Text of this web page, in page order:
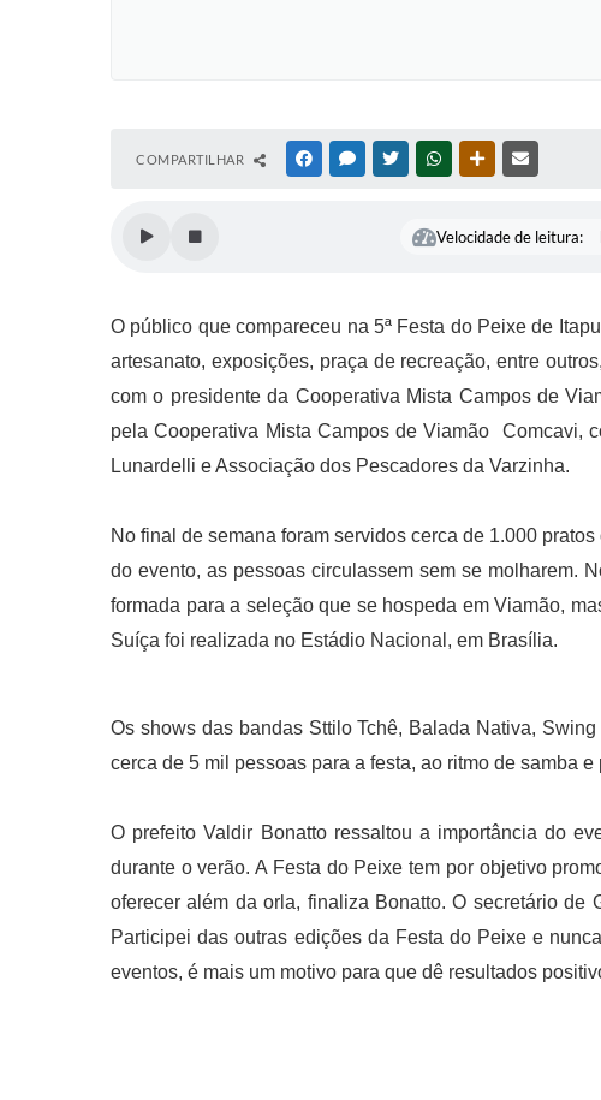
COMPARTILHAR FACEBOOKMESSENGER
TWITTERWHATSAPPOUTRAS MÍDIAS
Velocidade de leitura:
O público que compareceu na 5ª Festa do Peixe de
artesanato, exposições, praça derecreação, entre
com o presidente da Cooperativa Mista Campos de
pela Cooperativa Mista Campos de Viamão 
Lunardelli e Associação dos Pescadores da Varzinha.
No final de semana foram servidos cerca de 1.000
do evento, as pessoas circulassem sem se molharem.
formada para a seleção que se hospeda em Viamão,
Suíça foi realizada no Estádio Nacional, em Brasília.
Os shows das bandas Sttilo Tchê, Balada Nativa,
cerca de 5 mil pessoas para a festa, ao ritmo de samba
O prefeito Valdir Bonatto ressaltou a importância do
durante o verão. A Festa do Peixe tem por objetivo
oferecer além da orla, finaliza Bonatto. O secretário
Participei das outras edições da Festa do Peixe e
eventos, é mais um motivo para que dê resultados